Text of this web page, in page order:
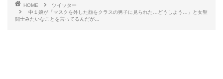
HOME
ツイッター
中１娘が「マスクを外した顔をクラスの男子に見られた…どうしよう…」と女聖
闘士みたいなことを言ってるんだが…